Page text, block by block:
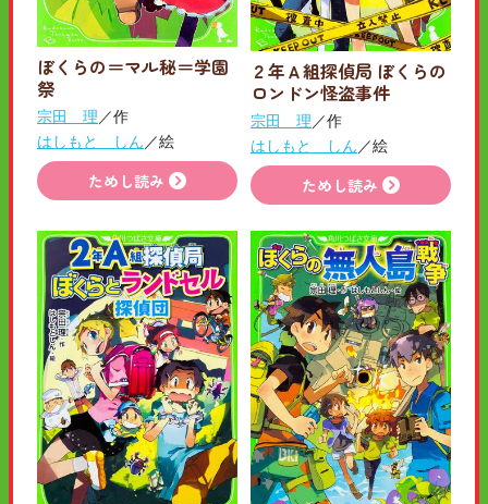
ぼくらの＝マル秘＝学園
祭
宗田 理 ／作
はしもと しん ／絵
ためし読み
２年Ａ組探偵局 ぼくらの
ロンドン怪盗事件
宗田 理 ／作
はしもと しん ／絵
ためし読み